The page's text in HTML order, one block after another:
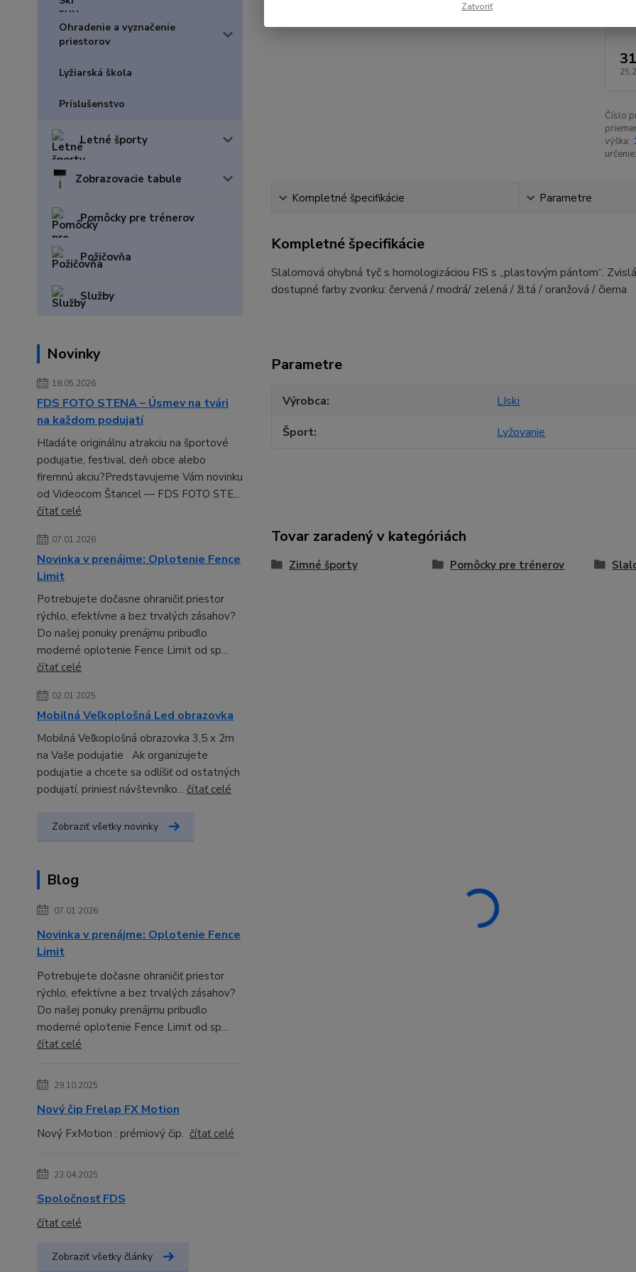
Ohradenie a vyznačenie
priestorov
Lyžiarská škola
Príslušenstvo
Letné športy
Zobrazovacie tabule
Pomôcky pre trénerov
Požičovňa
Služby
Novinky
18.05.2026
FDS FOTO STENA – Úsmev na tvári
na každom podujatí
Hľadáte originálnu atrakciu na športové
podujatie, festival, deň obce alebo
firemnú akciu?Predstavujeme Vám novinku
od Videocom Štancel — FDS FOTO STE...
čítať celé
07.01.2026
Novinka v prenájme: Oplotenie Fence
Limit
Potrebujete dočasne ohraničiť priestor
rýchlo, efektívne a bez trvalých zásahov?
Do našej ponuky prenájmu pribudlo
moderné oplotenie Fence Limit od sp...
čítať celé
02.01.2025
Mobilná Veľkoplošná Led obrazovka
Mobilná Veľkoplošná obrazovka 3,5 x 2m
na Vaše podujatie Ak organizujete
podujatie a chcete sa odlíšiť od ostatných
podujatí, priniesť návštevníko... čítať celé
Zobraziť všetky novinky
Blog
07.01.2026
Novinka v prenájme: Oplotenie Fence
Limit
Potrebujete dočasne ohraničiť priestor
rýchlo, efektívne a bez trvalých zásahov?
Do našej ponuky prenájmu pribudlo
moderné oplotenie Fence Limit od sp...
čítať celé
29.10.2025
Nový čip Frelap FX Motion
Nový FxMotion : prémiový čip. čítať celé
23.04.2025
Spoločnosť FDS
čítať celé
Zobraziť všetky články
Číslo
výška:
určenie:
Kompletné špecifikácie Parametre
Kompletné špecifikácie
Slalomová ohybná tyč s homologizáciou FIS s „plastovým pántom“.
dostupné farby zvonku: červená / modrá/ zelená / žltá / oranžová / čierna
Parametre
Výrobca
LIski
Šport
Lyžovanie
Tovar zaradený v kategóriách
Zimné športy Pomôcky pre trénerov
Zatvoriť